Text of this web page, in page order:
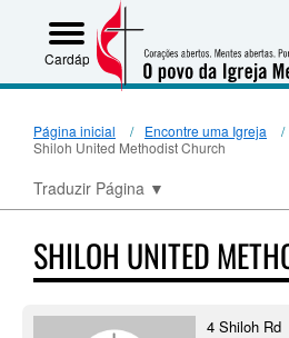
Cardápio
Página inicial
Encontre uma Igreja
Shiloh United Methodist Church
Traduzir Página ▼
SHILOH UNITED
4 Shiloh Rd